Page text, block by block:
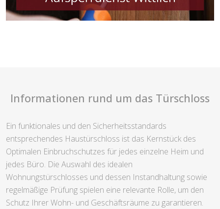
Informationen rund um das Türschloss
Ein funktionales und den Sicherheitsstandards
entsprechendes Haustürschloss ist das Kernstück des
Optimalen Einbruchschutzes für jedes einzelne Heim und
jedes Büro. Die Auswahl des idealen
Wohnungstürschlosses und dessen Instandhaltung sowie
regelmäßige Prüfung spielen eine relevante Rolle, um den
Schutz Ihrer Wohn- und Geschäftsräume zu garantieren.